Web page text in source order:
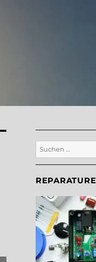
Suche
nach: